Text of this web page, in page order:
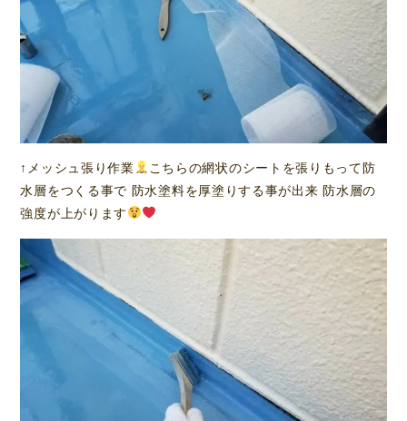
↑メッシュ張り作業
こちらの網状のシートを張りもって防
水層をつくる事で 防水塗料を厚塗りする事が出来 防水層の
強度が上がります